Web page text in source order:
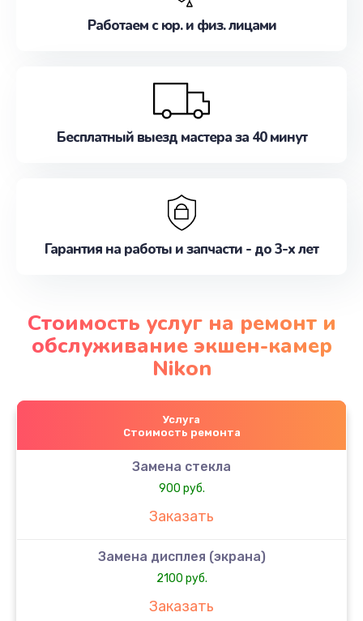
Работаем с юр. и физ. лицами
Бесплатный выезд мастера за 40 минут
Гарантия на работы и запчасти - до 3-х лет
Стоимость услуг на ремонт и
обслуживание экшен-камер
Nikon
Услуга
Стоимость ремонта
Замена стекла
900 руб.
Заказать
Замена дисплея (экрана)
2100 руб.
Заказать